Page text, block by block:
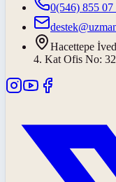
0(546) 855 07
Hacettepe
4. Kat Ofis No: